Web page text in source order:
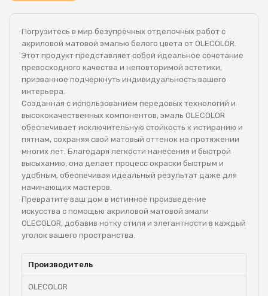
Погрузитесь в мир безупречных отделочных работ с
акриловой матовой эмалью белого цвета от OLECOLOR.
Этот продукт представляет собой идеальное сочетание
превосходного качества и неповторимой эстетики,
призванное подчеркнуть индивидуальность вашего
интерьера.
Созданная с использованием передовых технологий и
высококачественных компонентов, эмаль OLECOLOR
обеспечивает исключительную стойкость к истиранию и
пятнам, сохраняя свой матовый оттенок на протяжении
многих лет. Благодаря легкости нанесения и быстрой
высыханию, она делает процесс окраски быстрым и
удобным, обеспечивая идеальный результат даже для
начинающих мастеров.
Превратите ваш дом в истинное произведение
искусства с помощью акриловой матовой эмали
OLECOLOR, добавив нотку стиля и элегантности в каждый
уголок вашего пространства.
Производитель
OLECOLOR